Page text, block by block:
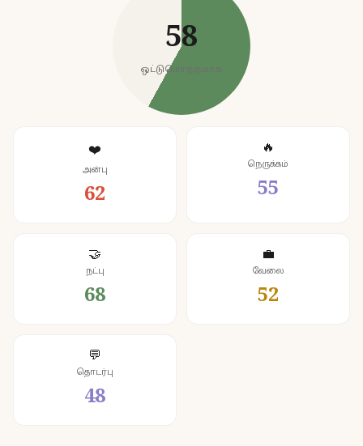
58
ஒட்டுமொத்தமாக
❤️
அன்பு
62
🔥
நெருக்கம்
55
🤝
நட்பு
68
💼
வேலை
52
💬
தொடர்பு
48